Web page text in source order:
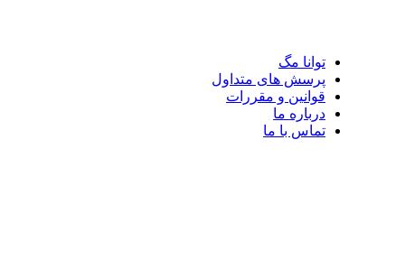
توانا مگ
پرسش های متداول
قوانین و مقررات
درباره ما
تماس با ما